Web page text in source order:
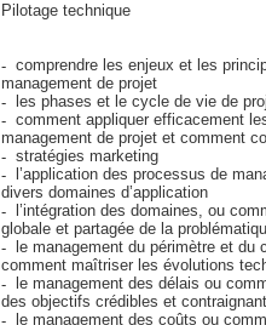
Pilotage technique
comprendre les enjeux et les
management de projet
les phases et le cycle de vie de
comment appliquer efficacement
management de projet et comment
stratégies marketing
l’application des processus de
divers domaines d’application
l’intégration des domaines, ou
globale et partagée de la
le management du périmètre et du
comment maîtriser les évolutions
le management des délais ou
des objectifs crédibles et
le management des coûts ou